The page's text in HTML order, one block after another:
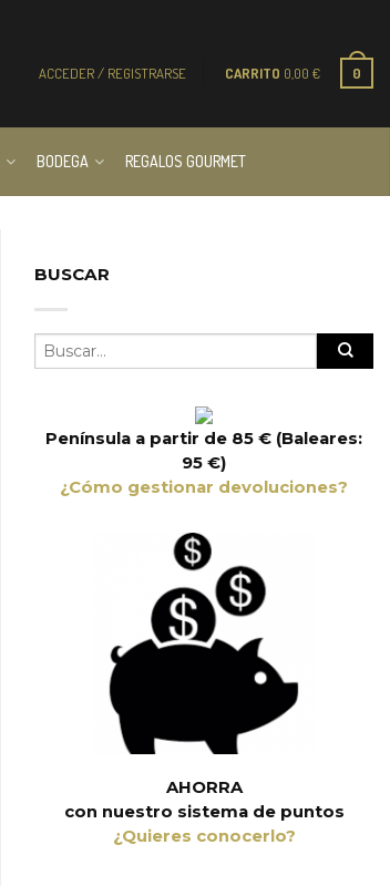
ACCEDER / REGISTRARSE CARRITO 0,00 € 0
BODEGA REGALOS GOURMET
BUSCAR
Península a partir de 85 € (Baleares:
95 €)
¿Cómo gestionar devoluciones?
AHORRA
con nuestro sistema de puntos
¿Quieres conocerlo?